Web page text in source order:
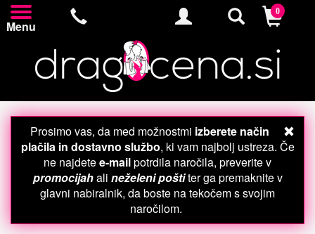
Menu
0
Prosimo vas, da med možnostmi izberete način
plačila in dostavno službo, ki vam najbolj ustreza. Če
ne najdetee-mailpotrdila naročila, preverite v
promocijahali neželeni poštiter ga premaknite v
glavni nabiralnik, da boste na tekočem s svojim
naročilom.